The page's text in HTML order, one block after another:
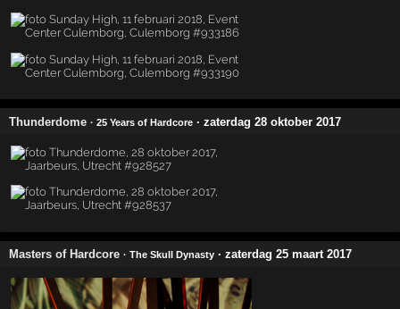
Thunderdome · 25 Years of Hardcore · zaterdag 28 oktober 2017
Masters of Hardcore · The Skull Dynasty · zaterdag 25 maart 2017